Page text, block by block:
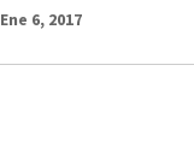
Ene 6, 2017